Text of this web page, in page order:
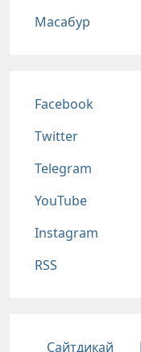
Масабур
Соц сети
Facebook
Twitter
Telegram
YouTube
Instagram
RSS
Подвал
Сайтдикай